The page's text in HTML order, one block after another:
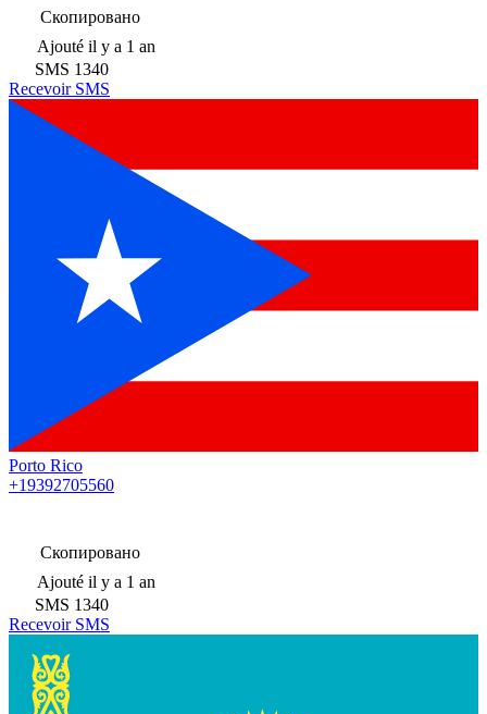
Скопировано
Ajouté il y a 1 an
SMS 1340
Recevoir SMS
Porto Rico
+19392705560
Скопировано
Ajouté il y a 1 an
SMS 1340
Recevoir SMS